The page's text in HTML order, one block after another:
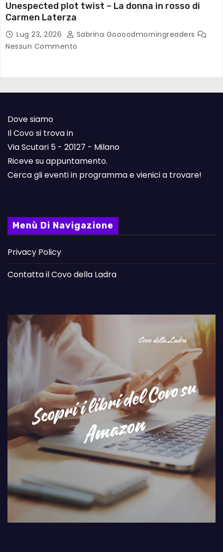
Unespected plot twist – La donna in rosso di
Carmen Laterza
Lug 23, 2026
Sabrina Goooodmorningreaders
Nessun Commento
Dove siamo
Il Covo si trova in
Via Scutari 5 - 20127 - Milano
Riceve su appuntamento.
Cerca gli eventi in programma e vienici a trovare!
Menù Di Navigazione
Privacy Policy
Contatta il Covo della Ladra